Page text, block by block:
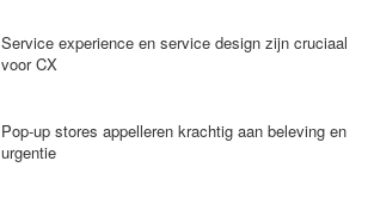
Service experience en service design zijn cruciaal
voor CX
Pop-up stores appelleren krachtig aan beleving en
urgentie